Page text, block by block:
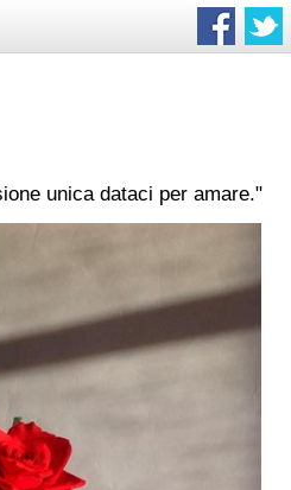
unica dataci per amare."